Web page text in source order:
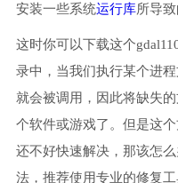
安装一些系统运行库所导致
这时你可以下载这个
录中，当我们执行某个进
就会被调用，因此将缺失
个软件或游戏了。但是这
还不好快速解决，那该怎
法，推荐使用专业的修复工